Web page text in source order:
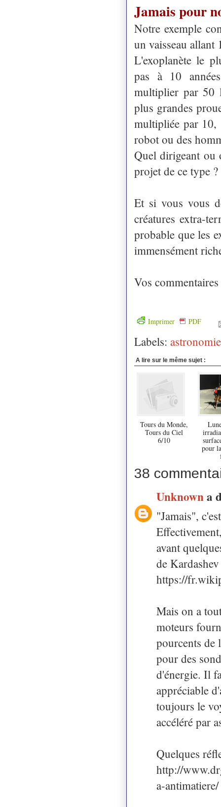
Jamais pour
Notre exemple
un vaisseau
L'exoplanète le
pas à 10
multiplier par 50
plus grandes
multipliée par 10,
robot ou des
Quel dirigeant ou
projet de ce type
Et si vous vous
créatures extra-
probable que les
immensément
Vos
Imprimer PDF
Labels: astronomie
A lire sur le même sujet :
Tours du Monde,
Tours du Ciel
6/10
pour
38
Unknowna
"Jamais",
avant
de
https://
Mais on a
moteurs
pourcents de
pour des
d'énergie. Il
appréciable
toujours le
accéléré par
Quelques
http://
a-antimatiere/